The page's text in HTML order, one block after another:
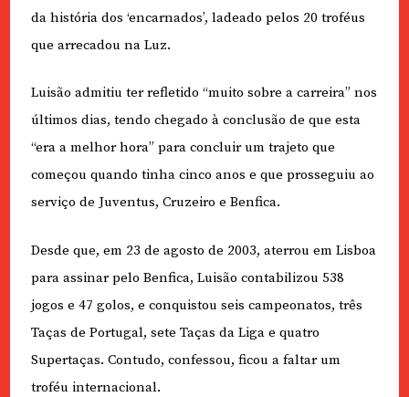
da história dos ‘encarnados’, ladeado pelos 20 troféus
que arrecadou na Luz.
Luisão admitiu ter refletido “muito sobre a carreira” nos
últimos dias, tendo chegado à conclusão de que esta
“era a melhor hora” para concluir um trajeto que
começou quando tinha cinco anos e que prosseguiu ao
serviço de Juventus, Cruzeiro e Benfica.
Desde que, em 23 de agosto de 2003, aterrou em Lisboa
para assinar pelo Benfica, Luisão contabilizou 538
jogos e 47 golos, e conquistou seis campeonatos, três
Taças de Portugal, sete Taças da Liga e quatro
Supertaças. Contudo, confessou, ficou a faltar um
troféu internacional.